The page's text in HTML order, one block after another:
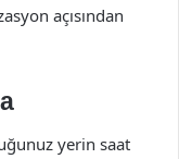
açısından
yerin saat